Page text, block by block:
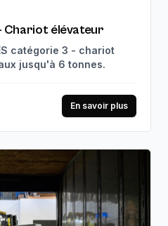
Chariot élévateur
catégorie 3 - chariot
jusqu'à 6 tonnes.
En savoir plus